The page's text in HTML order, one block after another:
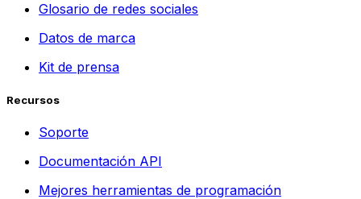
Glosario de redes sociales
Datos de marca
Kit de prensa
Recursos
Soporte
Documentación API
Mejores herramientas de programación